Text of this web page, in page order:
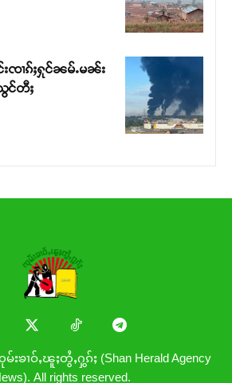
ၸၢၵ်ႈႁုင်ၼမ်ႉမၼ်း
င်တီႈ
းၶၢဝ်ႇၽူႈတွႆႇႁွၵ်ႈ (Shan Herald Agency
All rights reserved.